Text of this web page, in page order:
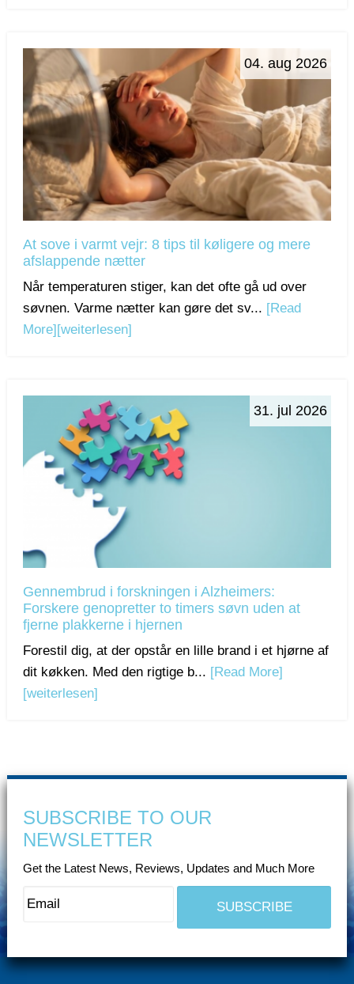
04. aug 2026
At sove i varmt vejr: 8 tips til køligere og mere
afslappende nætter
Når temperaturen stiger, kan det ofte gå ud over
søvnen. Varme nætter kan gøre det sv... [Read
More][weiterlesen]
31. jul 2026
Gennembrud i forskningen i Alzheimers:
Forskere genopretter to timers søvn uden at
fjerne plakkerne i hjernen
Forestil dig, at der opstår en lille brand i et hjørne af
dit køkken. Med den rigtige b... [Read More]
[weiterlesen]
SUBSCRIBE TO OUR
NEWSLETTER
Get the Latest News, Reviews, Updates and Much More